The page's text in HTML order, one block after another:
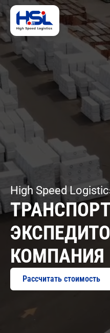
High Speed
КОМПАНИЯ
Рассчитать стоимость